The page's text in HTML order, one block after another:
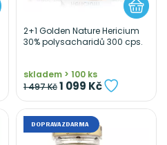
2+1 Golden Nature Hericium
30% polysacharidů 300 cps.
skladem > 100 ks
1 497 Kč1 099 Kč
DOPRAVA ZDARMA